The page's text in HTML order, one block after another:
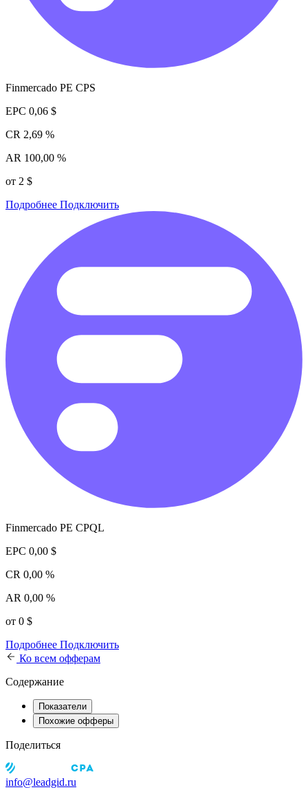
Finmercado PE CPS
EPC 0,06 $
CR 2,69 %
AR 100,00 %
от 2 $
Подробнее Подключить
Finmercado PE CPQL
EPC 0,00 $
CR 0,00 %
AR 0,00 %
от 0 $
Подробнее Подключить
Ко всем офферам
Содержание
Показатели
Похожие офферы
Поделиться
info@leadgid.ru